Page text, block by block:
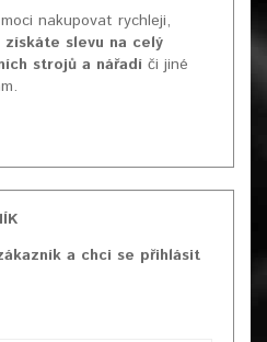
nakupovat rychleji,
získáte slevu na celý
strojů a nářadí či jiné
a chci se přihlásit